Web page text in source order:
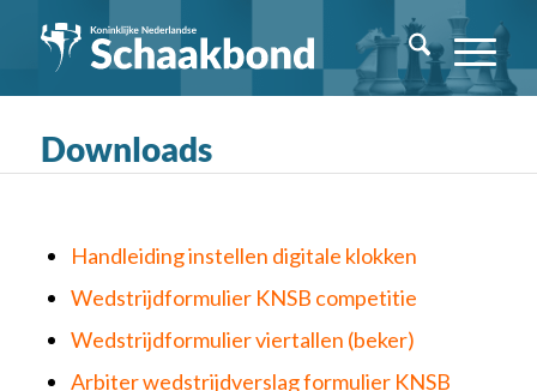
Downloads
Handleiding instellen digitale klokken
Wedstrijdformulier KNSB competitie
Wedstrijdformulier viertallen (beker)
Arbiter wedstrijdverslag formulier KNSB